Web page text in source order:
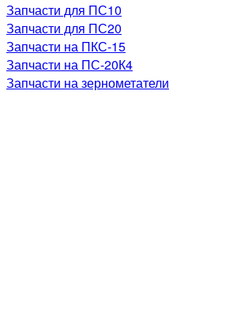
Запчасти для ПС10
Запчасти для ПС20
Запчасти на ПКС-15
Запчасти на ПС-20К4
Запчасти на зернометатели